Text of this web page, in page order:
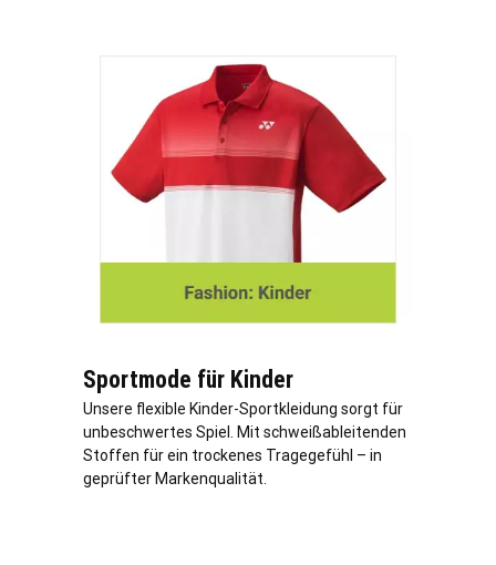
Sportmode für Kinder
Unsere flexible Kinder-Sportkleidung sorgt für
unbeschwertes Spiel. Mit schweißableitenden
Stoffen für ein trockenes Tragegefühl – in
geprüfter Markenqualität.